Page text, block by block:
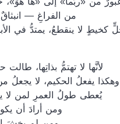
من الفراغِ —
كخيطٍ لا ينقطعُ، يمتدُّ في
لأنَّها لا تهتمُّ بذاتِها،
وهكذا يفعلُ الحكيم، لا يجعلُ
يُعطى طولُ العمرِ لمن لا
ومن أرادَ أن